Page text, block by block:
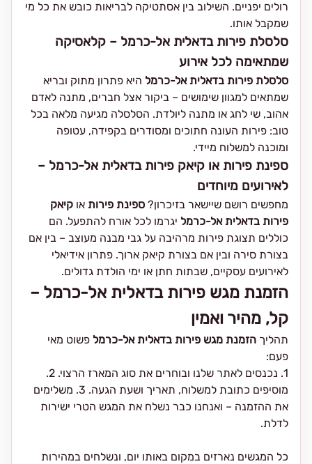
רולים יפניים. השילוב בין אסתטיקה לבריאות כובש את כל מי
שמקבל אותו.
סלסלת פירות בדאלית אל-כרמל – קלאסיקה
שמתאימה לכל אירוע
סלסלת פירות בדאלית אל-כרמל היא פתרון מתוק ובריא
שמתאים למגוון שימושים – ביקור אצל חברים, מתנה לאדם
אהוב, שי לחג או מתנה ליולדת. הסלסלה מגיעה מלאה בכל
טוב: פירות העונה חתוכים ומסודרים בקפידה, עטופה
ומוכנה למשלוח מיידי.
ספינת פירות או קיאק פירות בדאלית אל-כרמל –
לאירועים מיוחדים
מחפשים רושם שיישאר בזיכרון? ספינת פירות או קיאק
פירות בדאלית אל-כרמל יגרמו לכל אורח להתפעל. הם
כוללים תצוגת פירות מרהיבה על גבי מבנה מעוצב – בין אם
בצורת סירה ובין אם בצורת קיאק ארוך. פתרון אידיאלי
לאירועים עסקיים, שבתות חתן או ימי הולדת גדולים.
הזמנת מגש פירות בדאלית אל-כרמל –
קל, מהיר ואמין
תהליך הזמנת מגש פירות בדאלית אל-כרמל פשוט מאי
פעם:
1. נכנסים לאתר שלנו ובוחרים את סוג המארז הרצוי. 2.
מוסיפים כתובת למשלוח, תאריך ושעת הגעה. 3. משלימים
את ההזמנה – ואנחנו כבר נשלח את המגש הטרי ישירות
לדלת.
כל המגשים נארזים במקום באותו יום, ונשלחים במהירות